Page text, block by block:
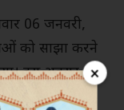
×
06 जनवरी,
को साझा करने
इस अवसर पर
के रूप में